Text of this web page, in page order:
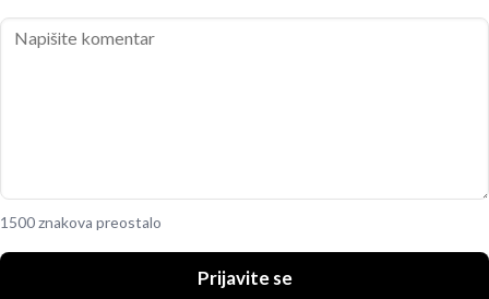
1500 znakova preostalo
Prijavite se